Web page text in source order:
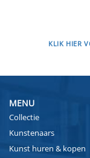
KLIK HIER
MENU
Collectie
Kunstenaars
Kunst huren & kopen